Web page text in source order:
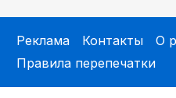
Реклама Контакты
О
Правила перепечатки